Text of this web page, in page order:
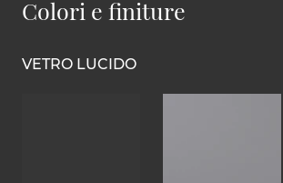
Colori e finiture
VETRO LUCIDO